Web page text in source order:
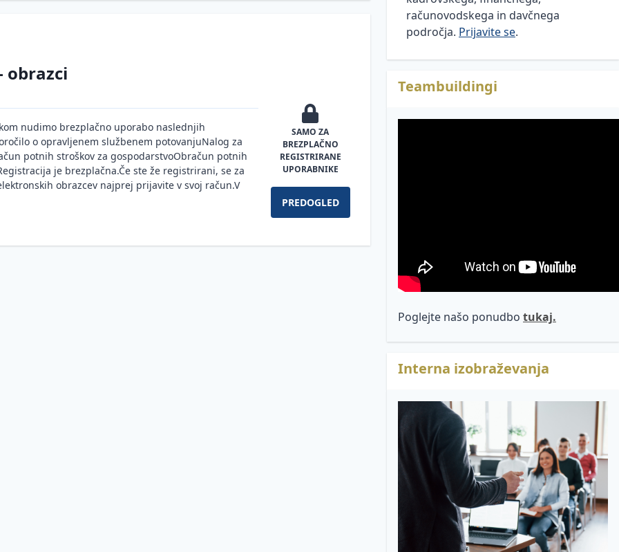
obrazci
nudimo brezplačno uporabo naslednjih
o opravljenem službenem potovanjuNalog za
potnih stroškov za gospodarstvoObračun potnih
je brezplačna.Če ste že registrirani, se za
obrazcev najprej prijavite v svoj račun.V
SAMO ZA
BREZPLAČNO
REGISTRIRANE
UPORABNIKE
PREDOGLED
računovodskega in davčnega
področja. Prijavite se.
Teambuildingi
Poglejte našo ponudbo tukaj.
Interna izobraževanja